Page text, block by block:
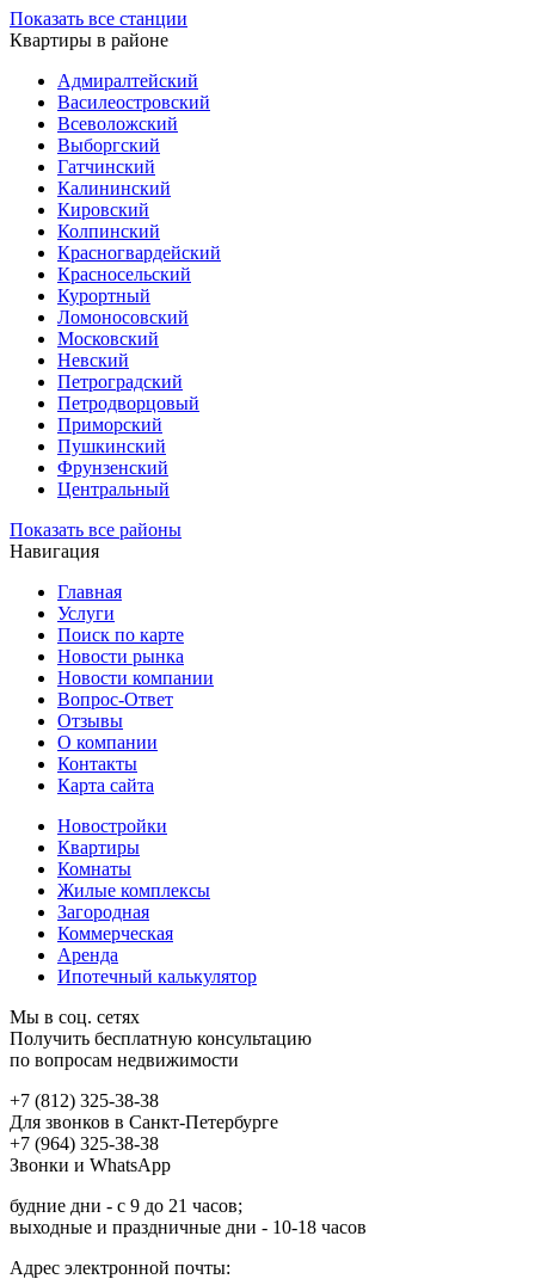
Показать все станции
Квартиры в районе
Адмиралтейский
Василеостровский
Всеволожский
Выборгский
Гатчинский
Калининский
Кировский
Колпинский
Красногвардейский
Красносельский
Курортный
Ломоносовский
Московский
Невский
Петроградский
Петродворцовый
Приморский
Пушкинский
Фрунзенский
Центральный
Показать все районы
Навигация
Главная
Услуги
Поиск по карте
Новости рынка
Новости компании
Вопрос-Ответ
Отзывы
О компании
Контакты
Карта сайта
Новостройки
Квартиры
Комнаты
Жилые комплексы
Загородная
Коммерческая
Аренда
Ипотечный калькулятор
Мы в соц. сетях
Получить бесплатную консультацию
по вопросам недвижимости
+7 (812) 325-38-38
Для звонков в Санкт-Петербурге
+7 (964) 325-38-38
Звонки и WhatsApp
будние дни - с 9 до 21 часов;
выходные и праздничные дни - 10-18 часов
Адрес электронной почты: